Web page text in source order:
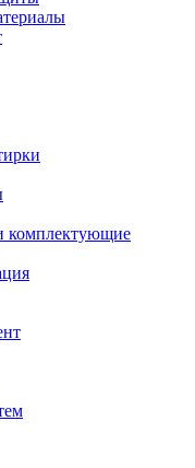
комплектующие